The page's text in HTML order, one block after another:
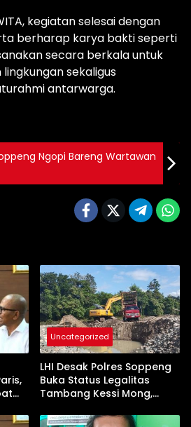
kegiatan selesai dengan
berharap karya bakti seperti
secara berkala untuk
sekaligus
antarwarga.
Ngopi Bareng Wartawan
Uncategorized
LHI Desak Polres Soppeng
Buka Status Legalitas
Tambang Kessi Mong,